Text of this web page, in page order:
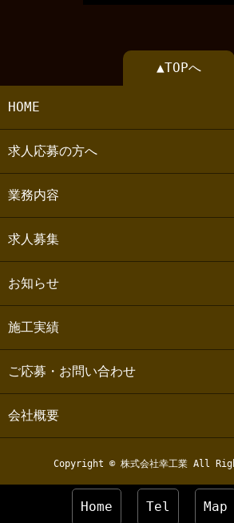
▲TOPへ
HOME
求人応募の方へ
業務内容
求人募集
お知らせ
施工実績
ご応募・お問い合わせ
会社概要
Copyright © 株式会社幸工業 All
Home Tel Map